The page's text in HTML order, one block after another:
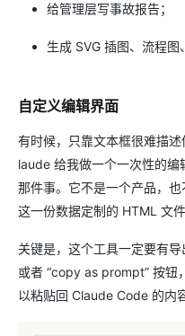
给管理层写事故报告；
生成 SVG 插图、流程图
自定义编辑界面
有时候，只靠文本框很难描
laude 给我做一个一次性的编
那件事。它不是一个产品，
这一份数据定制的 HTML 文件
关键是，这个工具一定要有
或者 “copy as prompt” 按钮
以粘贴回 Claude Code 的内容